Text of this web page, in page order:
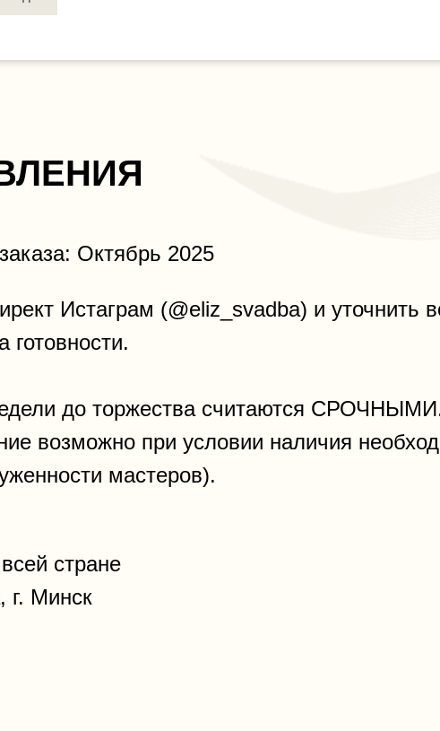
Истаграм (@eliz_svadba) и уточнить
до торжества считаются СРОЧНЫМИ.
возможно при условии наличия
мастеров).
Октябрь 2025
стране
г. Минск